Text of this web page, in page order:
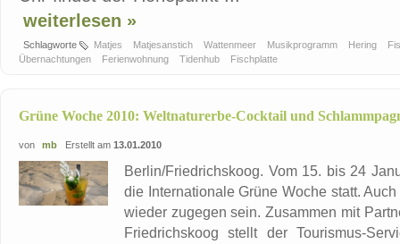
weiterlesen »
Schlagworte Matjes Matjesanstich Wattenmeer Musikprogramm Hering
Übernachtungen
Ferienwohnung Tidenhub Fischplatte
Grüne Woche 2010: Weltnaturerbe-Cocktail und
von mb Erstellt am 13.01.2010
Berlin/Friedrichskoog. Vom 15. bis 24
die Internationale Grüne Woche statt.
wieder zugegen sein. Zusammen mit
Friedrichskoog stellt der Tourismus-